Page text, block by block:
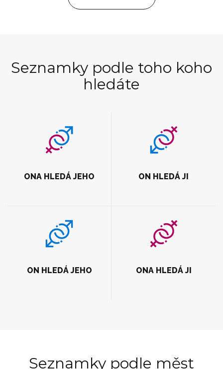
Seznamky podle toho koho
hledáte
ONA HLEDÁ JEHO ON HLEDÁ JI
ON HLEDÁ JEHO ONA HLEDÁ JI
Seznamky podle měst